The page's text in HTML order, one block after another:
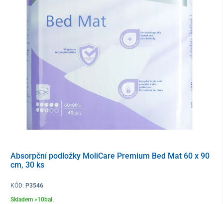
Rozměry
Absorpční podložky MoliCare Premium Bed Mat 60 x 90
cm, 30 ks
KÓD: P3546
Skladem >10bal.